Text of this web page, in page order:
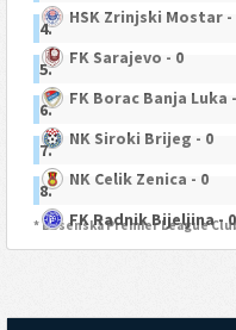
HSK Zrinjski Mostar -
4.
FK Sarajevo - 0
5.
FK Borac Banja Luka
6.
NK Siroki Brijeg - 0
7.
NK Celik Zenica - 0
8.
FK Radnik Bijeljina - 0
* Bosenská Premier League